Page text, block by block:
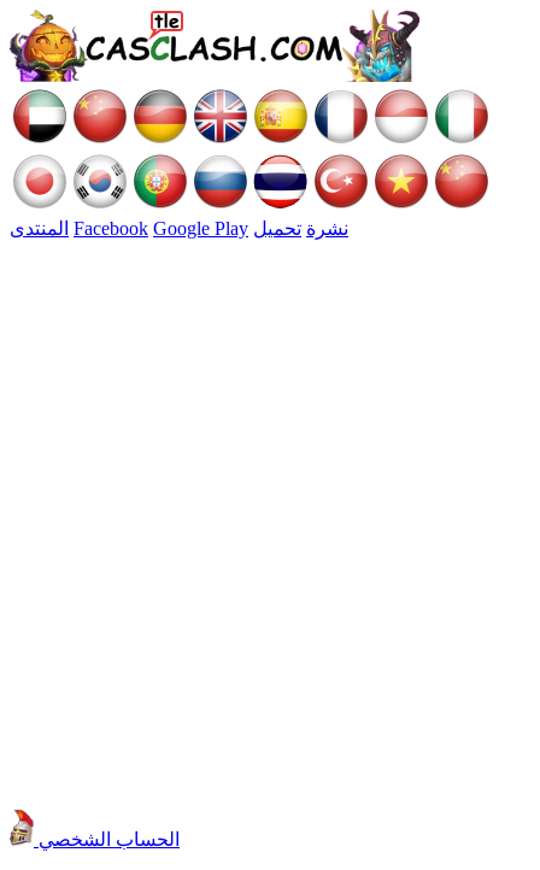
المنتدى Facebook Google Play نشرة تحميل
الحساب الشخصي